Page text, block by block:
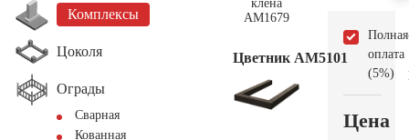
Комплексы
Цоколя
Ограды
Сварная
Кованная
Цветник АМ5101
Полная
оплата
(5%)
Цена